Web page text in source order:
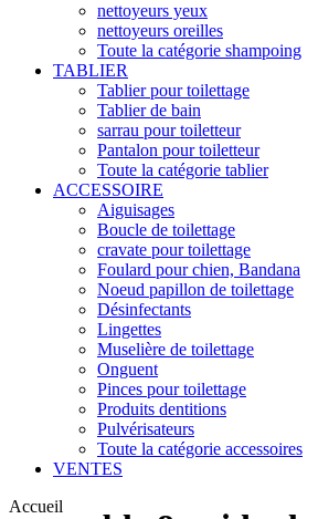
nettoyeurs yeux
nettoyeurs oreilles
Toute la catégorie shampoing
TABLIER
Tablier pour toilettage
Tablier de bain
sarrau pour toiletteur
Pantalon pour toiletteur
Toute la catégorie tablier
ACCESSOIRE
Aiguisages
Boucle de toilettage
cravate pour toilettage
Foulard pour chien, Bandana
Noeud papillon de toilettage
Désinfectants
Lingettes
Muselière de toilettage
Onguent
Pinces pour toilettage
Produits dentitions
Pulvérisateurs
Toute la catégorie accessoires
VENTES
Accueil